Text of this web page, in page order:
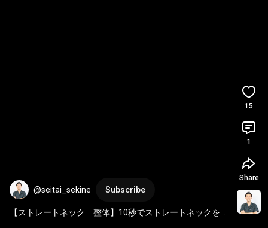
@seitai_sekine Subscribe
【ストレートネック　整体】10秒でストレートネックを改
15
1
Share